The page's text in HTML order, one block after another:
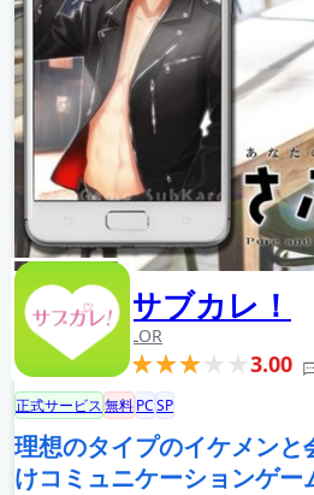
サブカレ！
LOR
3.00
正式サービス無料PCSP
理想のタイプのイケメン
けコミュニケーションゲー